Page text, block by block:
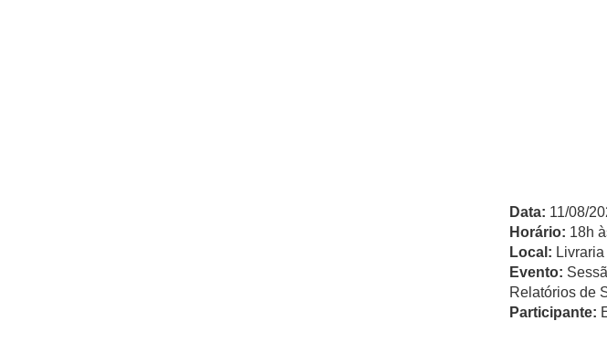
Data: 11/08/
Horário: 18h
Local:
Evento:
Relatórios de
Participante: